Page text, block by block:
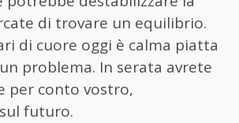
di trovare un equilibrio.
di cuore oggi è calma piatta
problema. In serata avrete
per conto vostro,
futuro.